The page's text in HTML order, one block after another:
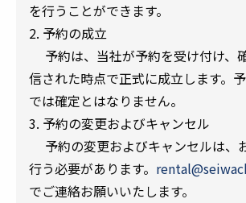
を行うことができます。
2. 予約の成立
予約は、当社が予約を受け付け、
信された時点で正式に成立します。
では確定とはなりません。
3. 予約の変更およびキャンセル
予約の変更およびキャンセルは、
行う必要があります。
でご連絡お願いいたします。